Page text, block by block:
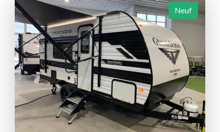
Neuf